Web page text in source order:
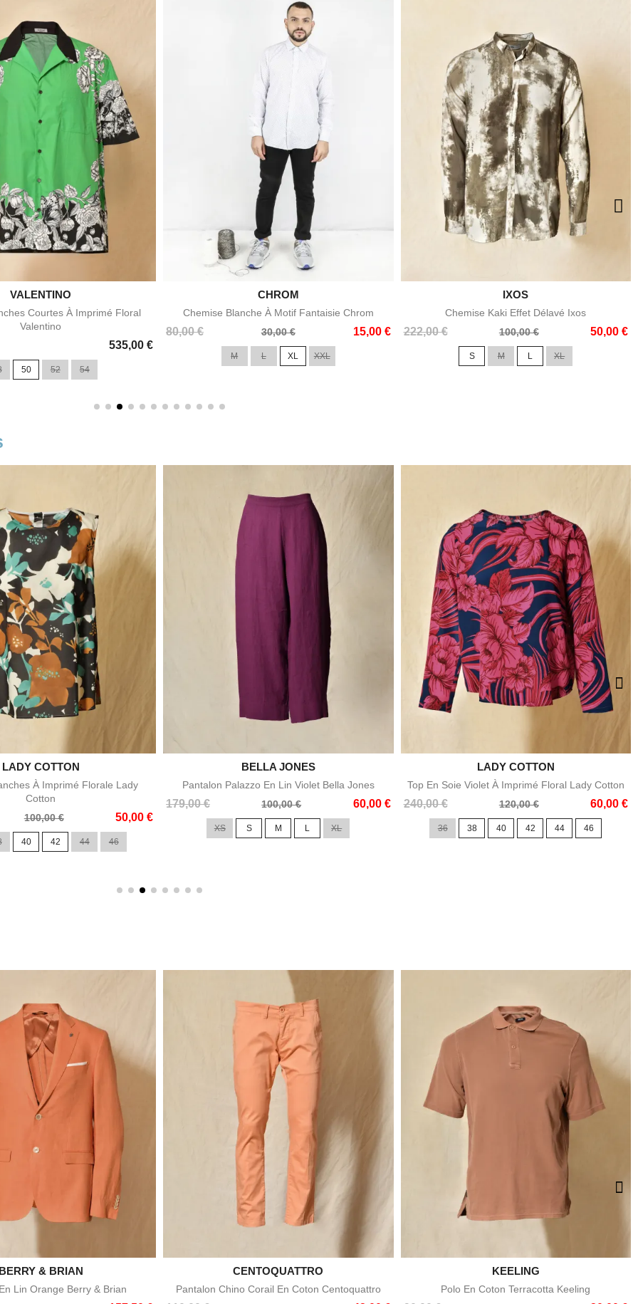
Aperçu rapide
VALENTINO
Courtes À Imprimé Floral
Valentino
535,00 €
50 52 54
Aperçu rapide
CHROM
Chemise Blanche À Motif Fantaisie Chrom
80,00 €
Prix
30,00 € 15,00 €
Prix
M L XL XXL
Aperçu rapide
IXOS
Chemise Kaki Effet Délavé Ixos
222,00 €
Prix
100,00 € 50,00 €
Prix
S M L XL
Aperçu rapide
LADY COTTON
À Imprimé Florale Lady
Cotton
100,00 € 50,00 €
40 42 44 46
Aperçu rapide
BELLA JONES
Pantalon Palazzo En Lin Violet Bella Jones
179,00 €
Prix
100,00 € 60,00 €
Prix
XS S M L XL
Aperçu rapide
LADY COTTON
Top En Soie Violet À Imprimé Floral Lady Cotton
240,00 €
Prix
120,00 € 60,00 €
Prix
36 38 40 42 44 46
Aperçu rapide
BERRY & BRIAN
Lin Orange Berry & Brian
Aperçu rapide
CENTOQUATTRO
Pantalon Chino Corail En Coton Centoquattro
Aperçu rapide
KEELING
Polo En Coton Terracotta Keeling